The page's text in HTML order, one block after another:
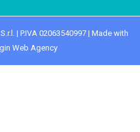
| P.IVA 02063540997 | Made with
Web Agency